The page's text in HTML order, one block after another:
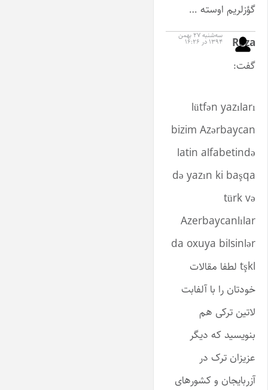
گؤزلریم اوسته …
Reza
گفت:
سه‌شنبه ۲۷ بهمن
۱۳۹۴ در ۱۶:۲۶
lütfən yazıları
bizim Azərbaycan
latin alfabetində
də yazın ki başqa
türk və
Azerbaycanlılar
da oxuya bilsinlər
tşkl لطفا مقالات
خودتان را با آلفابت
لاتین ترکی هم
بنویسید که دیگر
عزیزان ترک در
آزربایجان و کشورهای